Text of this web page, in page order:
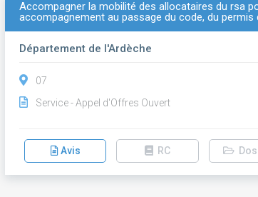
Accompagner la mobilité des allocataires du rsa
accompagnement au passage du code, du
Département de l'Ardèche
07
Service - Appel d'Offres Ouvert
Avis RC